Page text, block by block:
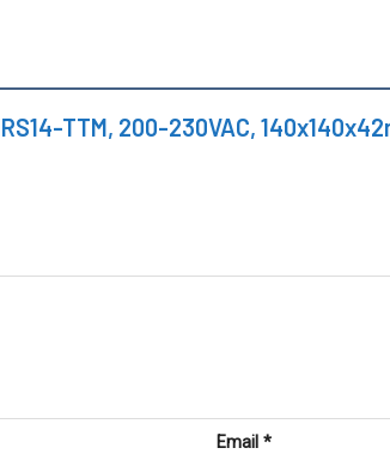
TTM, 200-230VAC,
Email *